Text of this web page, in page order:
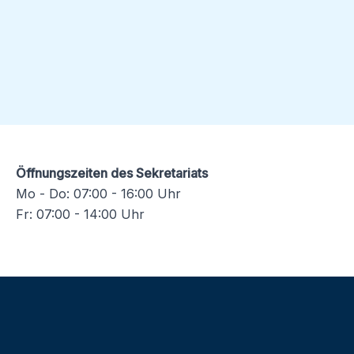
Öffnungszeiten des Sekretariats
Mo - Do: 07:00 - 16:00 Uhr
Fr: 07:00 - 14:00 Uhr